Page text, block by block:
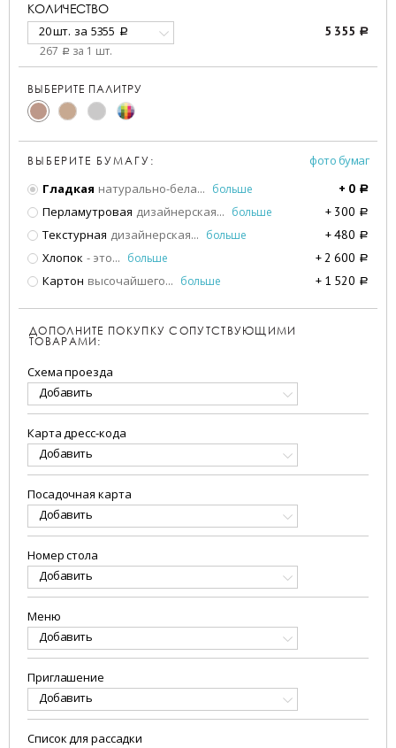
КОЛИЧЕСТВО
20 шт. за 5355 a
267 a за 1 шт.
5 355 a
ВЫБЕРИТЕ ПАЛИТРУ
ВЫБЕРИТЕ БУМАГУ:
фото бумаг
Гладкая натурально-бела... больше + 0 a
Перламутровая дизайнерская... больше + 300 a
Текстурная дизайнерская... больше + 480 a
Хлопок - это... больше + 2 600 a
Картон высочайшего... больше + 1 520 a
ДОПОЛНИТЕ ПОКУПКУ СОПУТСТВУЮЩИМИ
ТОВАРАМИ:
Схема проезда
Добавить
Карта дресс-кода
Добавить
Посадочная карта
Добавить
Номер стола
Добавить
Меню
Добавить
Приглашение
Добавить
Список для рассадки